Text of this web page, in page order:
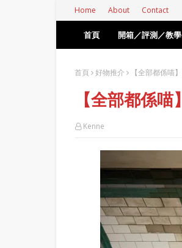
Home About Contact
首頁 開箱／評測／教學
首頁 好物推介 【全部都係喵
【全部都係
Kenne